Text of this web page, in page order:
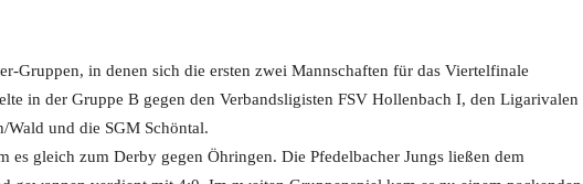
Gruppen, in denen sich die ersten zwei Mannschaften für das Viertelfinale
in der Gruppe B gegen den Verbandsligisten FSV Hollenbach I, den Ligarivalen
Wald und die SGM Schöntal.
es gleich zum Derby gegen Öhringen. Die Pfedelbacher Jungs ließen dem